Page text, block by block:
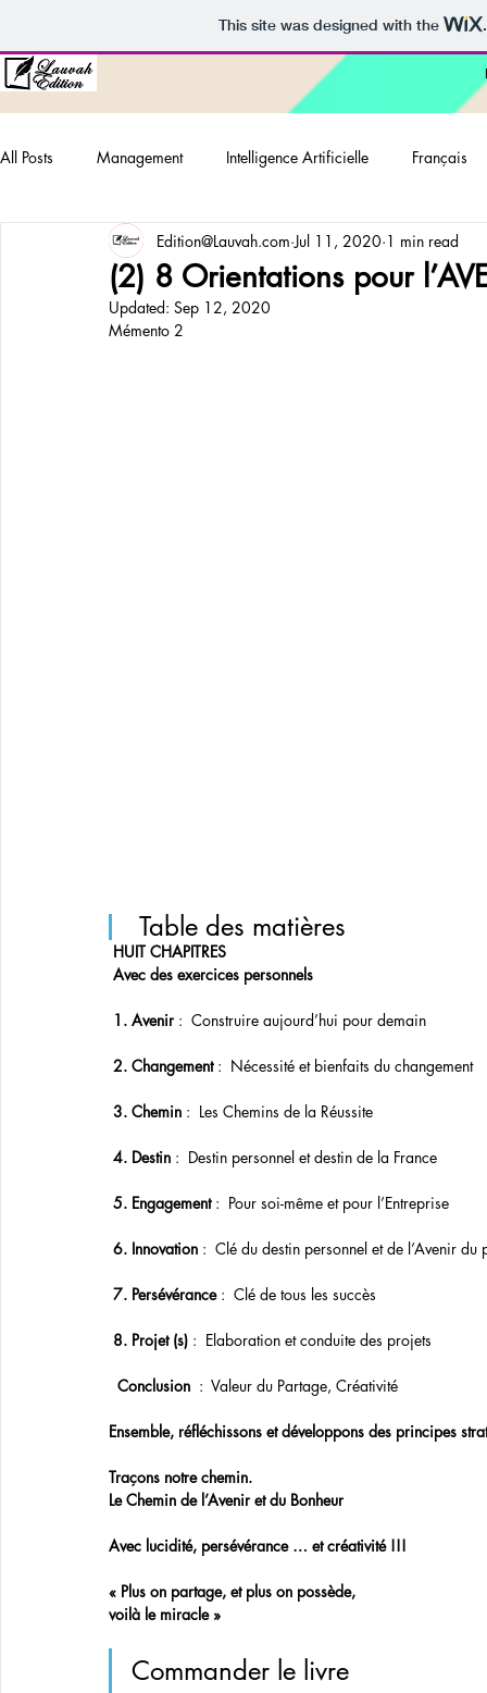
This site was designed with the
All Posts Management Intelligence Artificielle Français
Ouvrages SF Articles Académiques Research Proposal
Offre de Prestations
(2) 8 Orientations pour
Edition@Lauvah.com Jul 11, 2020 1 min read
Updated: Sep 12, 2020
Mémento 2
Table des matières
HUIT CHAPITRES
Avec des exercices personnels
1. Avenir :  Construire aujourd’hui pour demain
2. Changement :  Nécessité et bienfaits du changement
3. Chemin :  Les Chemins de la Réussite
4. Destin :  Destin personnel et destin de la France
5. Engagement :  Pour soi-même et pour l’Entreprise
6. Innovation :  Clé du destin personnel et de l’Avenir du
7. Persévérance :  Clé de tous les succès
8. Projet (s) :  Elaboration et conduite des projets
Conclusion
  :  Valeur du Partage, Créativité
Ensemble, réfléchissons et développons des principes
Traçons notre chemin.
Le Chemin de l’Avenir et du Bonheur
Avec lucidité, persévérance … et créativité !!!
« Plus on partage, et plus on possède,
voilà le miracle »
Commander le livre